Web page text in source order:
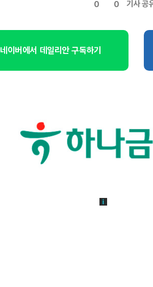
0 0 기사 공
네이버에서 데일리안 구독하기